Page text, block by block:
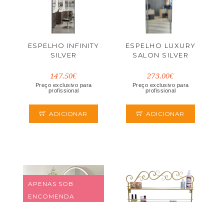
ESPELHO INFINITY
SILVER
147.50€
Preço exclusivo para
profissional
ADICIONAR
ESPELHO LUXURY
SALON SILVER
273.00€
Preço exclusivo para
profissional
ADICIONAR
APENAS SOB
ENCOMENDA